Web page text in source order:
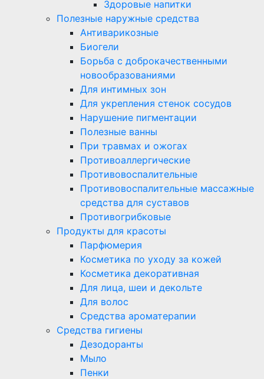
Здоровые напитки
Полезные наружные средства
Антиварикозные
Биогели
Борьба с доброкачественными
новообразованиями
Для интимных зон
Для укрепления стенок сосудов
Нарушение пигментации
Полезные ванны
При травмах и ожогах
Противоаллергические
Противовоспалительные
Противовоспалительные массажные
средства для суставов
Противогрибковые
Продукты для красоты
Парфюмерия
Косметика по уходу за кожей
Косметика декоративная
Для лица, шеи и декольте
Для волос
Средства ароматерапии
Средства гигиены
Дезодоранты
Мыло
Пенки